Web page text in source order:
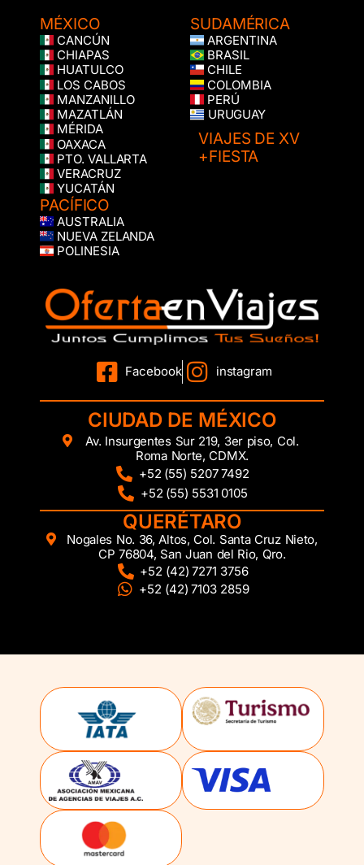
MÉXICO
CANCÚN
CHIAPAS
HUATULCO
LOS CABOS
MANZANILLO
MAZATLÁN
MÉRIDA
OAXACA
PTO. VALLARTA
VERACRUZ
YUCATÁN
PACÍFICO
AUSTRALIA
NUEVA ZELANDA
POLINESIA
SUDAMÉRICA
ARGENTINA
BRASIL
CHILE
COLOMBIA
PERÚ
URUGUAY
VIAJES DE XV
+FIESTA
Facebook instagram
CIUDAD DE MÉXICO
Av. Insurgentes Sur 219, 3er piso, Col.
Roma Norte, CDMX.
+52 (55) 5207 7492
+52 (55) 5531 0105
QUERÉTARO
Nogales No. 36, Altos, Col. Santa Cruz Nieto,
CP 76804, San Juan del Rio, Qro.
+52 (42) 7271 3756
+52 (42) 7103 2859